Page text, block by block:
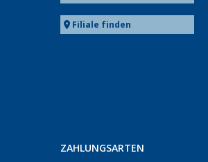
Filiale finden
ZAHLUNGSARTEN